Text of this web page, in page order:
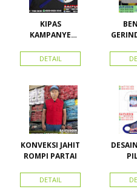
KIPAS
KAMPANYE
DETAIL
KONVEKSI JAHIT
ROMPI PARTAI
DETAIL
Calon